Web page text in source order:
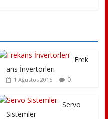
Frek
ans İnvertörleri
1 Ağustos 2015 0
Servo
Sistemler